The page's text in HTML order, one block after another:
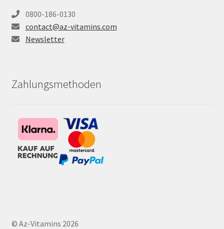
0800-186-0130
contact@az-vitamins.com
Newsletter
Zahlungsmethoden
© Az-Vitamins 2026